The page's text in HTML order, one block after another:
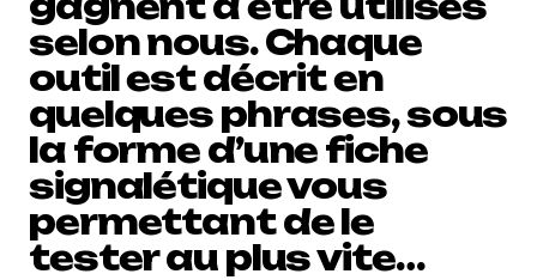
selon nous. Chaque
outil est décrit en
quelques phrases, sous
la forme d’une fiche
signalétique vous
permettant de le
tester au plus vite…